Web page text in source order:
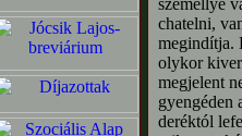
személlyé
chatelni,
megindítja.
olykor
megjelent
gyengéden
deréktól